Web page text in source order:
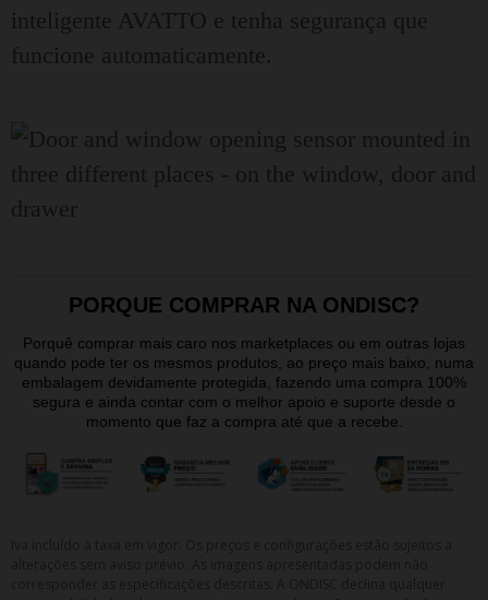
inteligente AVATTO e tenha segurança que
funcione automaticamente.
PORQUE COMPRAR NA ONDISC?
Porquê comprar mais caro nos marketplaces ou em outras lojas
quando pode ter os mesmos produtos, ao preço mais baixo, numa
embalagem devidamente protegida, fazendo uma compra 100%
segura e ainda contar com o melhor apoio e suporte desde o
momento que faz a compra até que a recebe.